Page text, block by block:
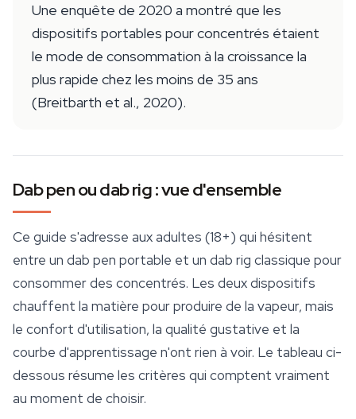
Une enquête de 2020 a montré que les
dispositifs portables pour concentrés étaient
le mode de consommation à la croissance la
plus rapide chez les moins de 35 ans
(Breitbarth et al., 2020).
Dab pen ou dab rig : vue d'ensemble
Ce guide s'adresse aux adultes (18+) qui hésitent
entre un dab pen portable et un dab rig classique pour
consommer des concentrés. Les deux dispositifs
chauffent la matière pour produire de la vapeur, mais
le confort d'utilisation, la qualité gustative et la
courbe d'apprentissage n'ont rien à voir. Le tableau ci-
dessous résume les critères qui comptent vraiment
au moment de choisir.